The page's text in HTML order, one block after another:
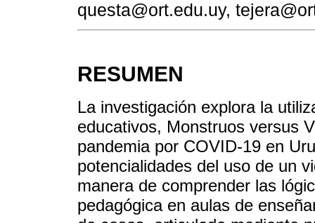
questa@ort.edu.uy,
RESUMEN
La investigación explora la
educativos, Monstruos versus
pandemia por COVID-19 en
potencialidades del uso de un
manera de comprender las
pedagógica en aulas de